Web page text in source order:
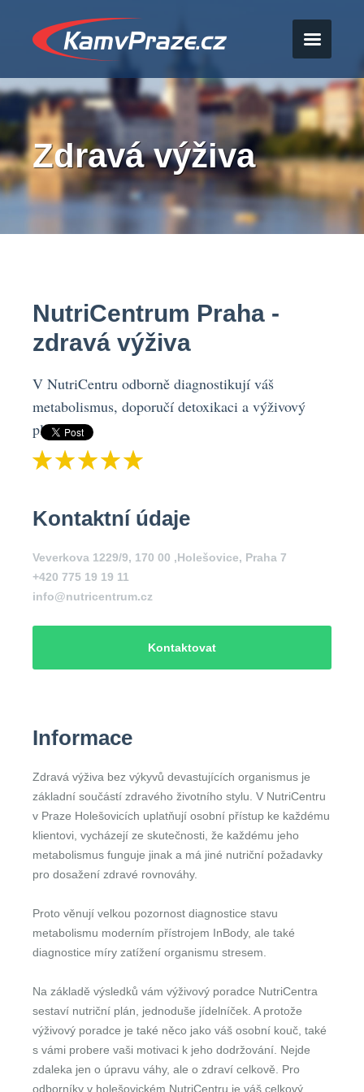
Zdravá výživa
NutriCentrum Praha -
zdravá výživa
V NutriCentru odborně diagnostikují váš
metabolismus, doporučí detoxikaci a výživový
plán.
Kontaktní údaje
Veverkova 1229/9, 170 00 ,Holešovice, Praha 7
+420 775 19 19 11
info@nutricentrum.cz
Kontaktovat
Informace
Zdravá výživa bez výkyvů devastujících organismus je
základní součástí zdravého životního stylu. V NutriCentru
v Praze Holešovicích uplatňují osobní přístup ke každému
klientovi, vycházejí ze skutečnosti, že každému jeho
metabolismus funguje jinak a má jiné nutriční požadavky
pro dosažení zdravé rovnováhy.
Proto věnují velkou pozornost diagnostice stavu
metabolismu moderním přístrojem InBody, ale také
diagnostice míry zatížení organismu stresem.
Na základě výsledků vám výživový poradce NutriCentra
sestaví nutriční plán, jednoduše jídelníček. A protože
výživový poradce je také něco jako váš osobní kouč, také
s vámi probere vaši motivaci k jeho dodržování. Nejde
zdaleka jen o úpravu váhy, ale o zdraví celkově. Pro
odborníky v holešovickém NutriCentru je váš celkový